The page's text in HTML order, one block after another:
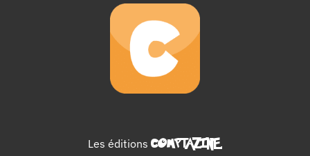
Les éditions COMPTAZINE.